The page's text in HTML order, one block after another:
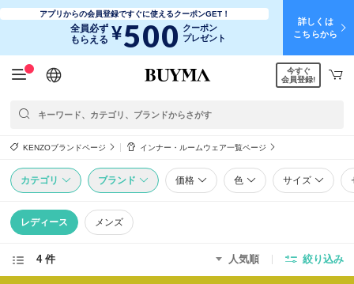
アプリからの会員登録ですぐに使えるクーポンGET！
全員必ず
もらえる ¥500 クーポン
プレゼント
詳しくは
こちらから
日本語
English
简体中文
繁體中文
今すぐ
会員登録!
KENZOブランドページ インナー・ルームウェア一覧ページ
カテゴリ ブランド 価格 色 サイズ
レディース メンズ
4 件 人気順 絞り込み